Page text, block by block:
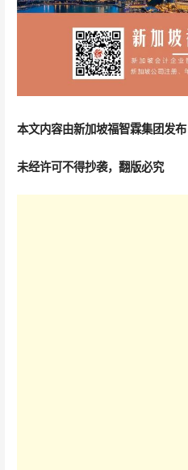
本文内容由新加坡福智霖集团发布
未经许可不得抄袭，翻版必究